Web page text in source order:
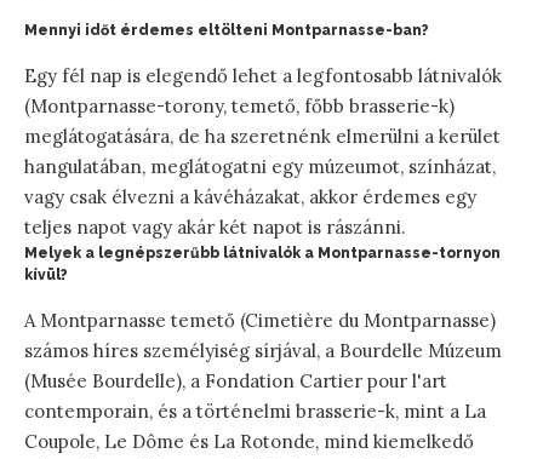
Mennyi időt érdemes eltölteni Montparnasse-ban?
Egy fél nap is elegendő lehet a legfontosabb látnivalók
(Montparnasse-torony, temető, főbb brasserie-k)
meglátogatására, de ha szeretnénk elmerülni a kerület
hangulatában, meglátogatni egy múzeumot, színházat,
vagy csak élvezni a kávéházakat, akkor érdemes egy
teljes napot vagy akár két napot is rászánni.
Melyek a legnépszerűbb látnivalók a Montparnasse-tornyon
kívül?
A Montparnasse temető (Cimetière du Montparnasse)
számos híres személyiség sírjával, a Bourdelle Múzeum
(Musée Bourdelle), a Fondation Cartier pour l'art
contemporain, és a történelmi brasserie-k, mint a La
Coupole, Le Dôme és La Rotonde, mind kiemelkedő